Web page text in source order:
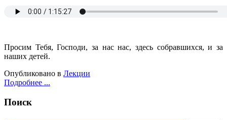
Просим Тебя, Господи, за нас нас, здесь собравшихся, и за
наших детей.
Опубликовано в Лекции
Подробнее ...
Поиск